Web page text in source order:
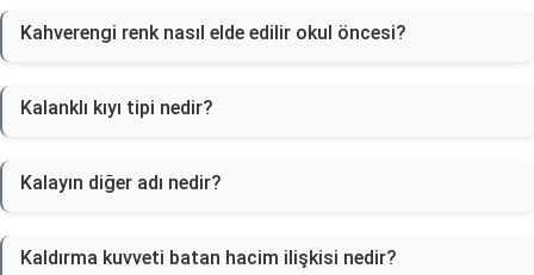
Kahverengi renk nasıl elde edilir okul öncesi?
Kalanklı kıyı tipi nedir?
Kalayın diğer adı nedir?
Kaldırma kuvveti batan hacim ilişkisi nedir?